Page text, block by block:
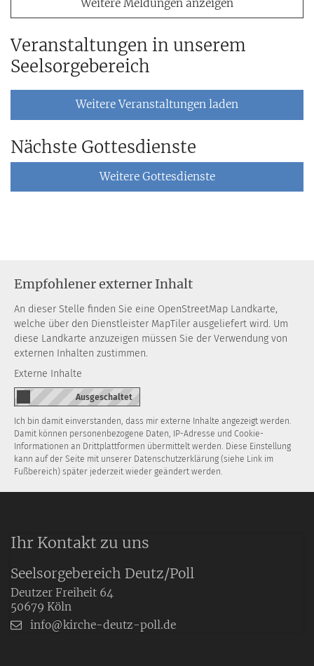
Weitere Meldungen anzeigen
Veranstaltungen in unserem
Seelsorgebereich
Weitere Veranstaltungen laden
Nächste Gottesdienste
Weitere Gottesdienste
Empfohlener externer Inhalt
An dieser Stelle finden Sie eine OpenStreetMap Landkarte,
welche über den Dienstleister MapTiler ausgeliefert wird. Um
diese Landkarte anzuzeigen müssen Sie der Verwendung von
externen Inhalten zustimmen.
Externe Inhalte
Ich bin damit einverstanden, dass mir externe Inhalte angezeigt werden.
Damit können personenbezogene Daten, IP-Adresse und Cookie-
Informationen an Drittplattformen übermittelt werden. Diese Einstellung
kann auf der Seite mit unserer Datenschutzerklärung (siehe Link im
Fußbereich) später jederzeit wieder geändert werden.
Ihr Kontakt zu uns
Seelsorgebereich Deutz/Poll
Deutzer Freiheit 64
50679 Köln
info@kirche-deutz-poll.de